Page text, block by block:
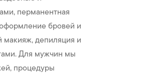
перманентная
бровей и
депиляция и
Для мужчин мы
процедуры